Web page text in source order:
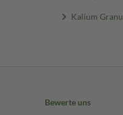
Kalium
Bewerte uns